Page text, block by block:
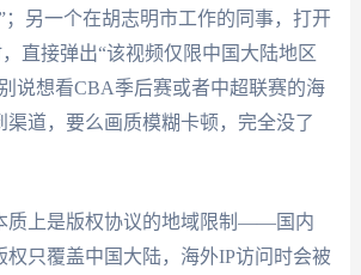
；另一个在胡志明市工作的同事，打开
直接弹出“该视频仅限中国大陆地区
说想看CBA季后赛或者中超联赛的海
渠道，要么画质模糊卡顿，完全没了
质上是版权协议的地域限制——国内
权只覆盖中国大陆，海外IP访问时会被